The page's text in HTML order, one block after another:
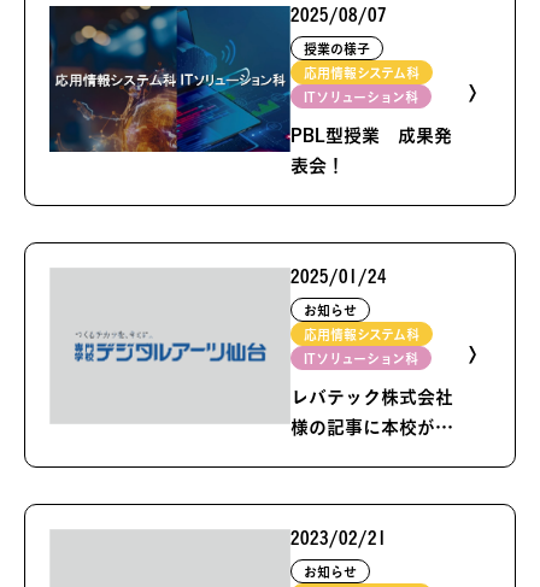
2025/08/07
授業の様子
応用情報システム科
ITソリューション科
PBL型授業 成果発
表会！
2025/01/24
お知らせ
応用情報システム科
ITソリューション科
レバテック株式会社
様の記事に本校が紹
2023/02/21
お知らせ